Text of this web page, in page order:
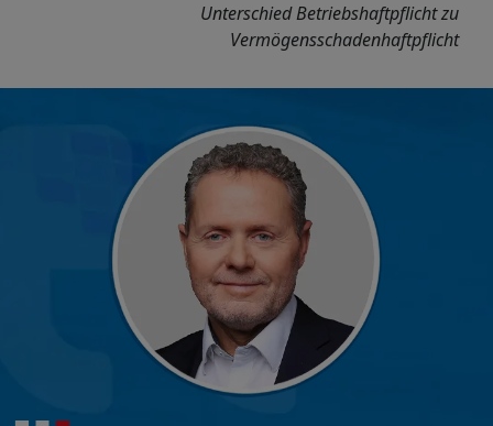
Unterschied Betriebshaftpflicht zu
Vermögensschadenhaftpflicht